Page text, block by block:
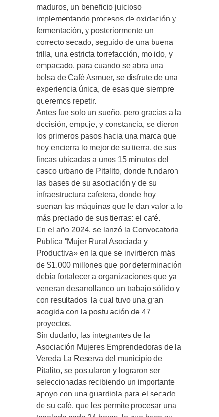
maduros, un beneficio juicioso
implementando procesos de oxidación y
fermentación, y posteriormente un
correcto secado, seguido de una buena
trilla, una estricta torrefacción, molido, y
empacado, para cuando se abra una
bolsa de Café Asmuer, se disfrute de una
experiencia única, de esas que siempre
queremos repetir.
Antes fue solo un sueño, pero gracias a la
decisión, empuje, y constancia, se dieron
los primeros pasos hacia una marca que
hoy encierra lo mejor de su tierra, de sus
fincas ubicadas a unos 15 minutos del
casco urbano de Pitalito, donde fundaron
las bases de su asociación y de su
infraestructura cafetera, donde hoy
suenan las máquinas que le dan valor a lo
más preciado de sus tierras: el café.
En el año 2024, se lanzó la Convocatoria
Pública “Mujer Rural Asociada y
Productiva» en la que se invirtieron más
de $1.000 millones que por determinación
debía fortalecer a organizaciones que ya
veneran desarrollando un trabajo sólido y
con resultados, la cual tuvo una gran
acogida con la postulación de 47
proyectos.
Sin dudarlo, las integrantes de la
Asociación Mujeres Emprendedoras de la
Vereda La Reserva del municipio de
Pitalito, se postularon y lograron ser
seleccionadas recibiendo un importante
apoyo con una guardiola para el secado
de su café, que les permite procesar una